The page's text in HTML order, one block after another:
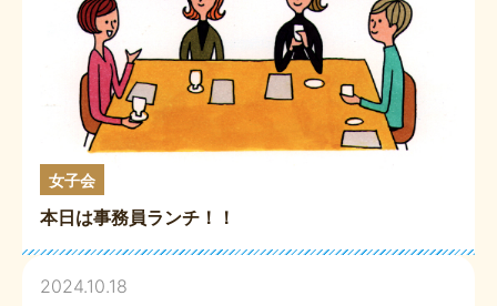
女子会
本日は事務員ランチ！！
2024.10.18